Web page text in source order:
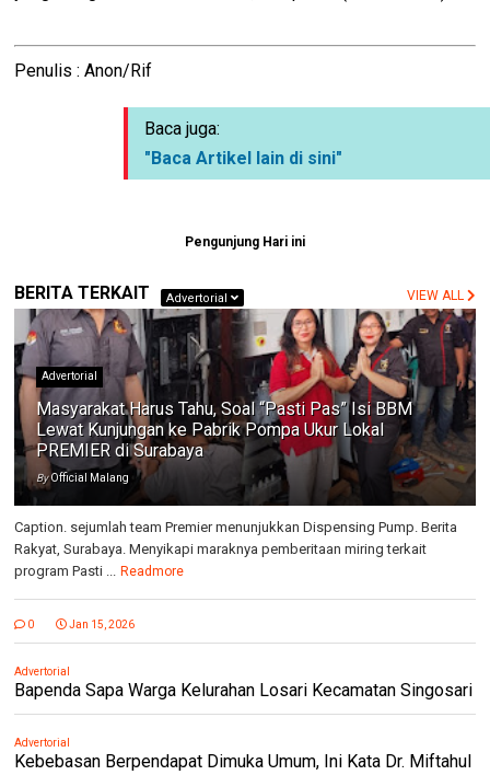
Penulis : Anon/Rif
Baca juga:
"Baca Artikel lain di sini"
Pengunjung Hari ini
BERITA TERKAIT Advertorial VIEW ALL
Advertorial
Masyarakat Harus Tahu, Soal “Pasti Pas” Isi BBM
Lewat Kunjungan ke Pabrik Pompa Ukur Lokal
PREMIER di Surabaya
ByOfficial Malang
Caption. sejumlah team Premier menunjukkan Dispensing Pump. Berita
Rakyat, Surabaya. Menyikapi maraknya pemberitaan miring terkait
program Pasti ... Readmore
0 Jan 15, 2026
Advertorial
Bapenda Sapa Warga Kelurahan Losari Kecamatan Singosari
Advertorial
Kebebasan Berpendapat Dimuka Umum, Ini Kata Dr. Miftahul